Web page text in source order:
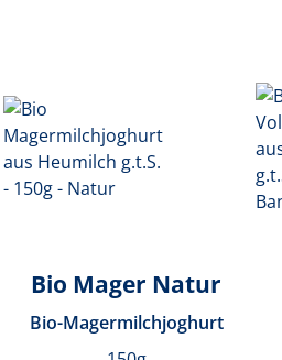
Bio Mager Natur
Bio-Magermilchjoghurt